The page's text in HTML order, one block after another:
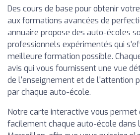
Des cours de base pour obtenir
aux formations avancées de
annuaire propose des auto-écoles
professionnels expérimentés qui
meilleure formation possible.
avis qui vous fournissent une vue
de l'enseignement et de l'attention
par chaque auto-école.
Notre carte interactive vous permet
facilement chaque auto-école dans